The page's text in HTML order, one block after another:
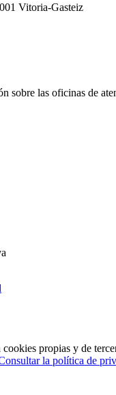
Vitoria-Gasteiz
sobre las oficinas de
propias y de
la política de